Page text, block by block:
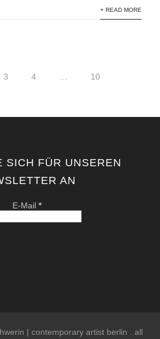
+ READ MORE
3 4 10
SICH FÜR UNSEREN
AN
E-Mail*
| contemporary artist berlin . all